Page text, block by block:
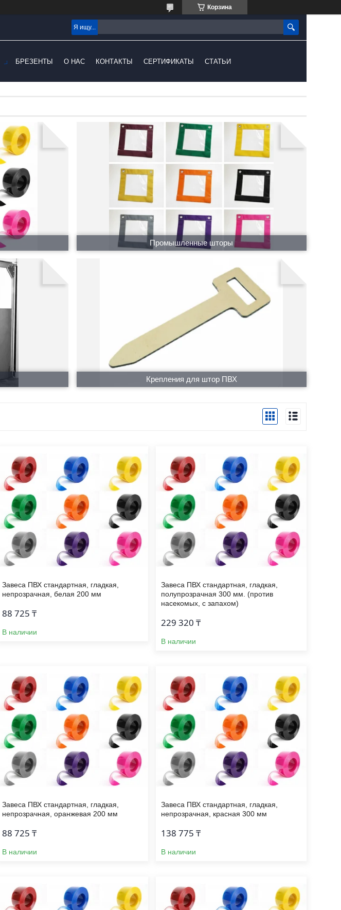
Корзина
БРЕЗЕНТЫ О НАС КОНТАКТЫ СЕРТИФИКАТЫ СТАТЬИ
Промышленные шторы
Крепления для штор ПВХ
Завеса ПВХ стандартная, гладкая,
непрозрачная, белая 200 мм
88 725 ₸
В наличии
Завеса ПВХ стандартная, гладкая,
полупрозрачная 300 мм. (против
насекомых, с запахом)
229 320 ₸
В наличии
Завеса ПВХ стандартная, гладкая,
непрозрачная, оранжевая 200 мм
88 725 ₸
В наличии
Завеса ПВХ стандартная, гладкая,
непрозрачная, красная 300 мм
138 775 ₸
В наличии